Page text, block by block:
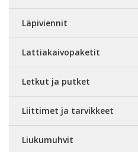
Läpiviennit
Lattiakaivopaketit
Letkut ja putket
Liittimet ja tarvikkeet
Liukumuhvit